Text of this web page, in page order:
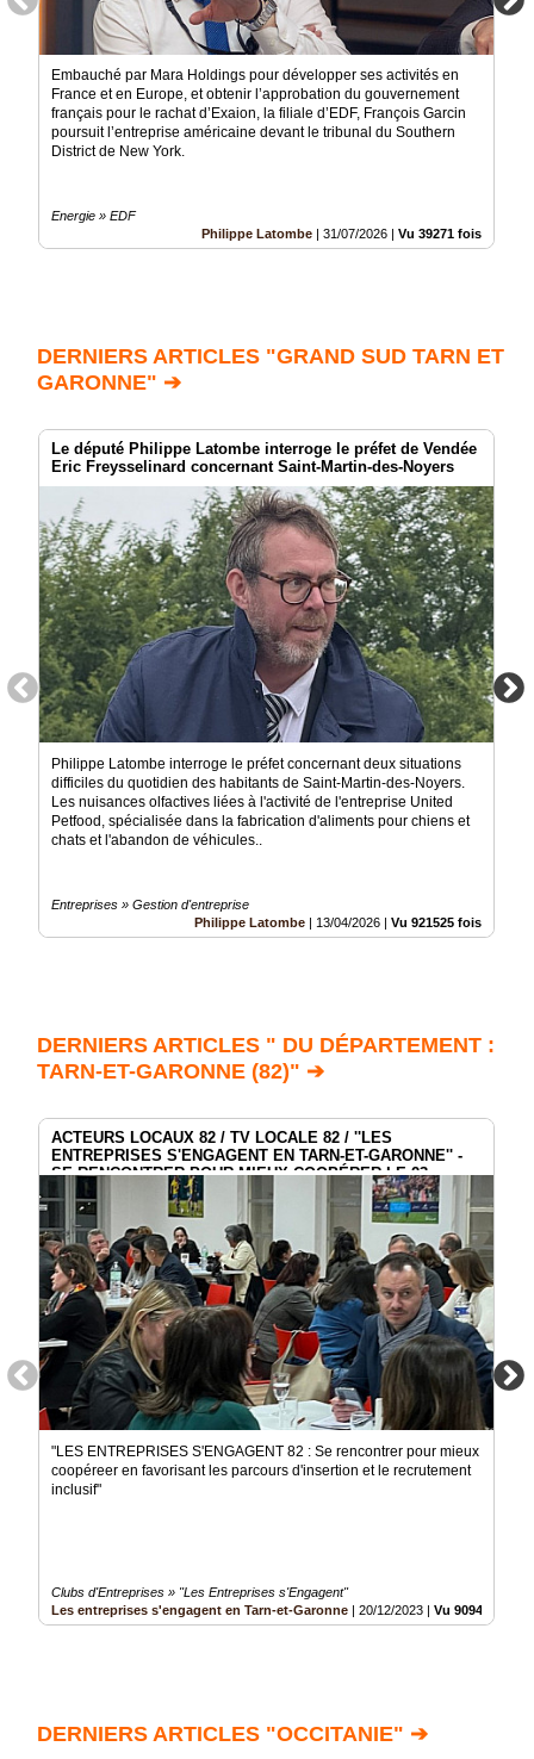
Embauché par Mara Holdings pour développer ses activités en
France et en Europe, et obtenir l’approbation du gouvernement
français pour le rachat d’Exaion, la filiale d’EDF, François Garcin
poursuit l’entreprise américaine devant le tribunal du Southern
District de New York.
Energie » EDF
Philippe Latombe
31/07/2026 Vu 39271 fois
DERNIERS ARTICLES "GRAND SUD TARN ET
GARONNE" ➔
Le député Philippe Latombe interroge le préfet de Vendée
Eric Freysselinard concernant Saint-Martin-des-Noyers
Philippe Latombe interroge le préfet concernant deux situations
difficiles du quotidien des habitants de Saint-Martin-des-Noyers.
Les nuisances olfactives liées à l'activité de l'entreprise United
Petfood, spécialisée dans la fabrication d'aliments pour chiens et
chats et l'abandon de véhicules..
Entreprises » Gestion d'entreprise
Philippe Latombe | 13/04/2026 | Vu 921525 fois
DERNIERS ARTICLES " DU DÉPARTEMENT :
TARN-ET-GARONNE (82)" ➔
ACTEURS LOCAUX 82 / TV LOCALE 82 / ''LES
ENTREPRISES S'ENGAGENT EN TARN-ET-GARONNE'' -
SE RENCONTRER POUR MIEUX COOPÉRER LE 23
NOVEMBRE 2023
"LES ENTREPRISES S'ENGAGENT 82 : Se rencontrer pour mieux
coopéreer en favorisant les parcours d'insertion et le recrutement
inclusif"
Clubs d'Entreprises » "Les Entreprises s'Engagent"
Les entreprises s'engagent en Tarn-et-Garonne | 20/12/2023 | Vu 909418 fois
DERNIERS ARTICLES "OCCITANIE" ➔